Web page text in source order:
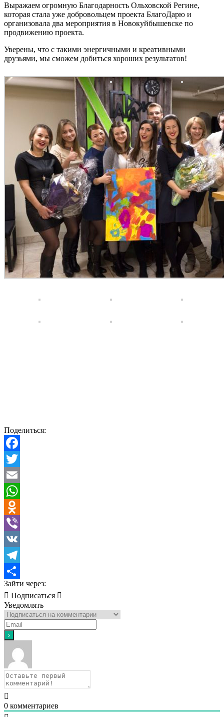
Выражаем огромную Благодарность Ольховской Регине,
которая стала уже добровольцем проекта БлагоДарю и
организовала два мероприятия в Новокуйбышевске по
продвижению проекта.
Уверены, что с такими энергичными и креативными
друзьями, мы сможем добиться хороших результатов!
Поделиться:
Facebook
Twitter
Email
WhatsApp
Odnoklassniki
Viber
VK
Telegram
Отправить
Зайти через:
Подписаться
Уведомлять
0 комментариев